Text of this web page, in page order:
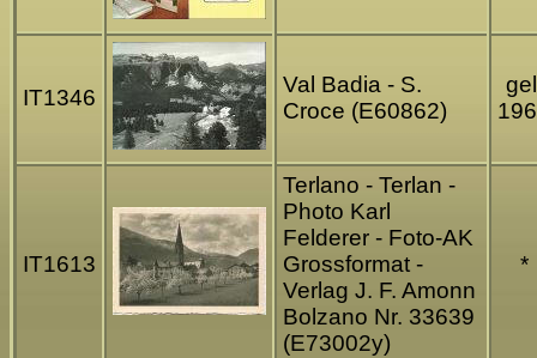
IT1346
Val Badia - S.
Croce (E60862)
IT1613
Terlano - Terlan -
Photo Karl
Felderer - Foto-AK
Grossformat -
Verlag J. F. Amonn
Bolzano Nr. 33639
(E73002y)
*